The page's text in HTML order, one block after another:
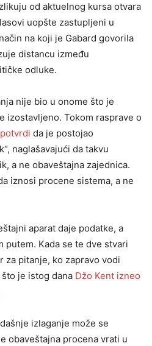
od aktuelnog kursa otvara
uopšte zastupljeni u
na koji je Gabard govorila
distancu između
odluke.
nije bio u onome što je
izostavljeno. Tokom rasprave o
da je postojao
naglašavajući da takvu
a ne obaveštajna zajednica.
iznosi procene sistema, a ne
aparat daje podatke, a
putem. Kada se te dve stvari
za pitanje, ko zapravo vodi
je istog dana Džo Kent izneo
izlaganje može se
obaveštajna procena vrati u